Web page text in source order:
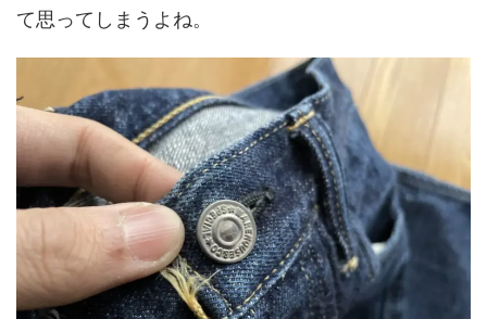
て思ってしまうよね。